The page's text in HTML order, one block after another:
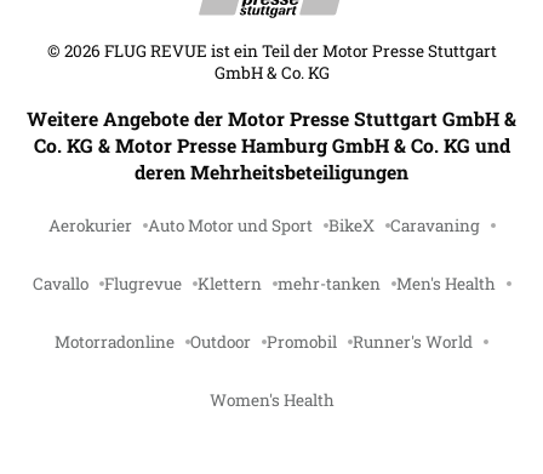
© 2026 FLUG REVUE ist ein Teil der Motor Presse Stuttgart
GmbH & Co. KG
Weitere Angebote der Motor Presse Stuttgart GmbH &
Co. KG & Motor Presse Hamburg GmbH & Co. KG und
deren Mehrheitsbeteiligungen
Aerokurier Auto Motor und Sport BikeX Caravaning
Cavallo Flugrevue Klettern mehr-tanken Men's Health
Motorradonline Outdoor Promobil Runner's World
Women's Health